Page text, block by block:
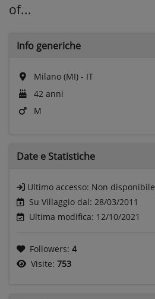
of...
Info generiche
Milano (MI) - IT
42 anni
M
Date e Statistiche
Ultimo accesso: Non disponibile
Su Villaggio dal: 28/03/2011
Ultima modifica: 12/10/2021
Followers: 4
Visite: 753